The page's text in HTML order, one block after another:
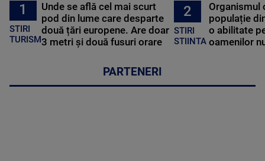
1
STIRI
TURISM
Unde se află cel mai scurt
pod din lume care desparte
două țări europene. Are doar
3 metri și două fusuri orare
2
STIRI
STIINTA
Organismul
populație
o abilitate
oamenilor
PARTENERI